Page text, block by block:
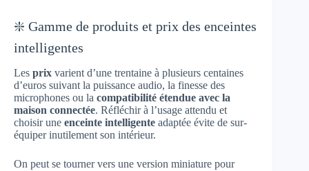
❇️ Gamme de produits et prix des enceintes
intelligentes
Les prix varient d’une trentaine à plusieurs centaines
d’euros suivant la puissance audio, la finesse des
microphones ou la compatibilité étendue avec la
maison connectée. Réfléchir à l’usage attendu et
choisir une enceinte intelligente adaptée évite de sur-
équiper inutilement son intérieur.
On peut se tourner vers une version miniature pour